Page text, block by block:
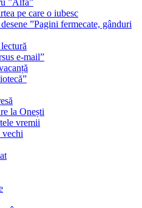
”Alfa”
pe care o iubesc
”Pagini fermecate, gânduri
e-mail”
la Onești
vremii
vechi